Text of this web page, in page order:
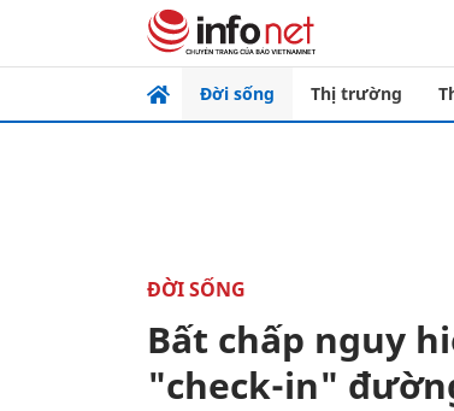
Đời sống Thị trường
ĐỜI SỐNG
Bất chấp nguy
"check-in"